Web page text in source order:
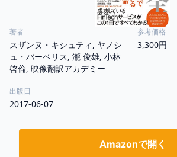
著者
スザンヌ・キシュティ, ヤノシ
ュ・バーベリス, 瀧 俊雄, 小林
啓倫, 映像翻訳アカデミー
参考価格
3,300円
出版日
2017-06-07
Amazonで開く